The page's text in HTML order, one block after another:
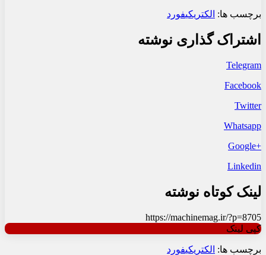
برچسب ها: الکتریکیفورد
اشتراک گذاری نوشته
Telegram
Facebook
Twitter
Whatsapp
+Google
Linkedin
لینک کوتاه نوشته
https://machinemag.ir/?p=8705
کپی لینک
برچسب ها: الکتریکیفورد